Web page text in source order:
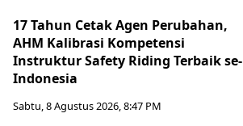
17 Tahun Cetak Agen Perubahan,
AHM Kalibrasi Kompetensi
Instruktur Safety Riding Terbaik se-
Indonesia
Sabtu, 8 Agustus 2026, 8:47 PM